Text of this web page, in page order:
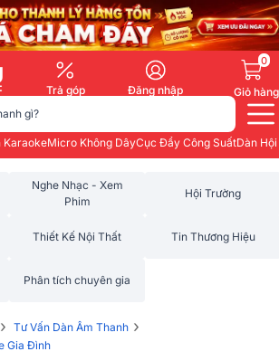
Trả góp Đăng nhập
0
Giỏ hàng
gì?
KaraokeMicro Không DâyCục Đẩy Công SuấtDàn
Nghe Nhạc - Xem
Phim
Hội Trường
Thiết Kế Nội Thất Tin Thương Hiệu
Phân tích chuyên gia
› Tư Vấn Dàn Âm Thanh ›
Gia Đình